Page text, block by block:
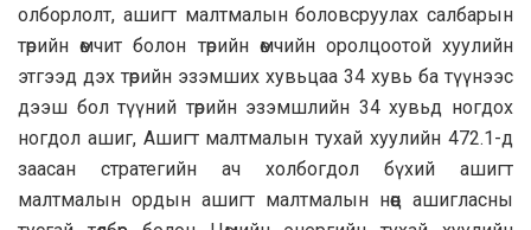
олборлолт, ашигт малтмалын боловсруулах салбарын
төрийн өмчит болон төрийн өмчийн оролцоотой хуулийн
этгээд дэх төрийн эзэмших хувьцаа 34 хувь ба түүнээс
дээш бол түүний төрийн эзэмшлийн 34 хувьд ногдох
ногдол ашиг, Ашигт малтмалын тухай хуулийн 472.1-д
заасан стратегийн ач холбогдол бүхий ашигт
малтмалын ордын ашигт малтмалын нөөц ашигласны